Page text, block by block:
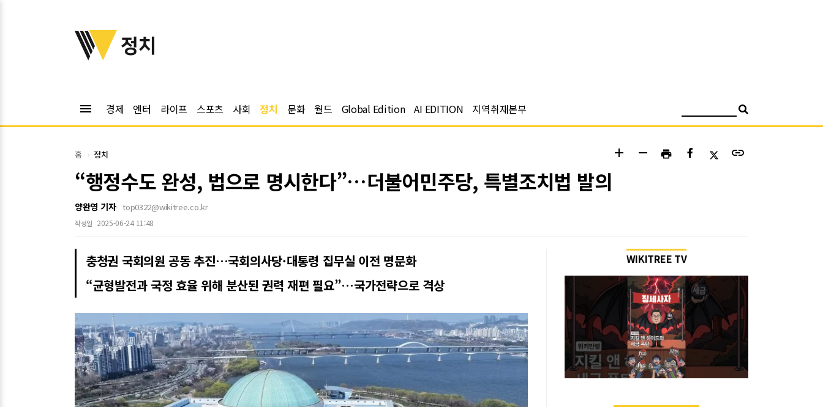
위키트리
정치
menu 경제 엔터 라이프 스포츠 사회 정치 문화 월드 Global Edition AI EDITION 지역취재본부
홈 정치 add remove print link
“행정수도 완성, 법으로 명시한다”…더불어민주당, 특별조치법 발의
양완영 기자 top0322@wikitree.co.kr
작성일 2025-06-24 11:48
충청권 국회의원 공동 추진…국회의사당·대통령 집무실 이전 명문화
“균형발전과 국정 효율 위해 분산된 권력 재편 필요”…국가전략으로 격상
WIKITREE TV